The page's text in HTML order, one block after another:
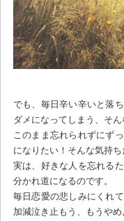
でも、毎日辛い辛いと落
ダメになってしまう、そん
このまま忘れられずにず
になりたい！そんな気持ち
実は、好きな人を忘れる
分かれ道になるのです。
毎日恋愛の悲しみにくれ
加減泣き止もう、もうやめ